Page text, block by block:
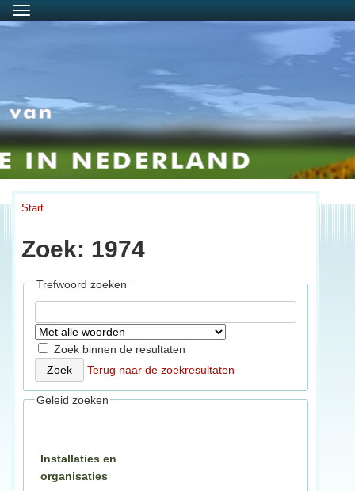
Menu
Start
Zoek: 1974
Trefwoord zoeken
Zoek binnen de resultaten
Terug naar de zoekresultaten
Geleid zoeken
Installaties en
organisaties